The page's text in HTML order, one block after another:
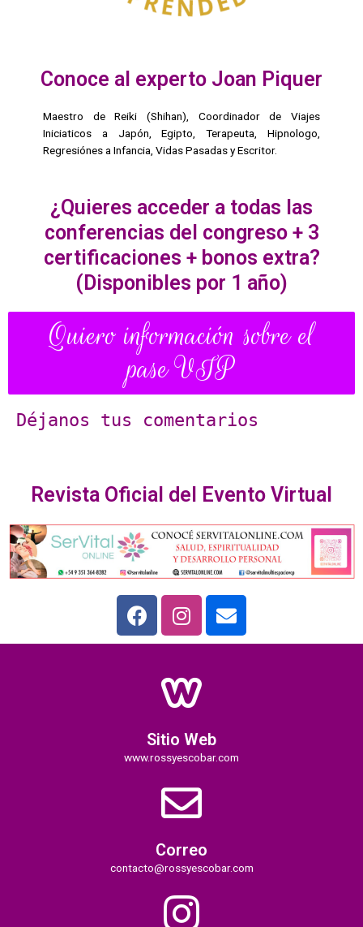
Conoce al experto Joan Piquer
Maestro de Reiki (Shihan), Coordinador de Viajes
Iniciaticos a Japón, Egipto, Terapeuta, Hipnologo,
Regresiónes a Infancia, Vidas Pasadas y Escritor.
¿Quieres acceder a todas las
conferencias del congreso + 3
certificaciones + bonos extra?
(Disponibles por 1 año)
Quiero información sobre el
pase VIP
Déjanos tus comentarios
Revista Oficial del Evento Virtual
Sitio Web
www.rossyescobar.com
Correo
contacto@rossyescobar.com